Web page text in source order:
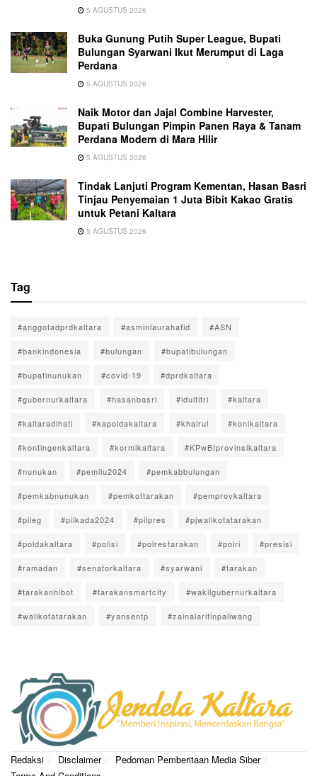
5 AGUSTUS 2026
Buka Gunung Putih Super League, Bupati
Bulungan Syarwani Ikut Merumput di Laga
Perdana
5 AGUSTUS 2026
Naik Motor dan Jajal Combine Harvester,
Bupati Bulungan Pimpin Panen Raya & Tanam
Perdana Modern di Mara Hilir
5 AGUSTUS 2026
Tindak Lanjuti Program Kementan, Hasan Basri
Tinjau Penyemaian 1 Juta Bibit Kakao Gratis
untuk Petani Kaltara
5 AGUSTUS 2026
Tag
#anggotadprdkaltara #asminlaurahafid #ASN
#bankindonesia #bulungan #bupatibulungan
#bupatinunukan #covid-19 #dprdkaltara
#gubernurkaltara #hasanbasri #idulfitri #kaltara
#kaltaradihati #kapoldakaltara #khairul #konikaltara
#kontingenkaltara #kormikaltara #KPwBIprovinsikaltara
#nunukan #pemilu2024 #pemkabbulungan
#pemkabnunukan #pemkottarakan #pemprovkaltara
#pileg #pilkada2024 #pilpres #pjwalikotatarakan
#poldakaltara #polisi #polrestarakan #polri #presisi
#ramadan #senatorkaltara #syarwani #tarakan
#tarakanhibot #tarakansmartcity #wakilgubernurkaltara
#walikotatarakan #yansentp #zainalarifinpaliwang
Redaksi Disclaimer
Pedoman Pemberitaan Media Siber